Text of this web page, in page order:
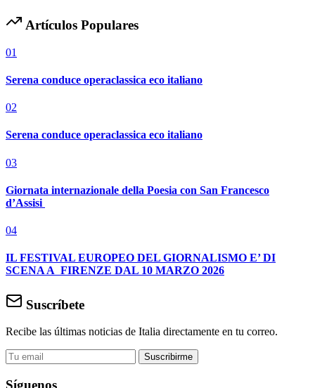
Artículos Populares
01
Serena conduce operaclassica eco italiano
02
Serena conduce operaclassica eco italiano
03
Giornata internazionale della Poesia con San Francesco
d’Assisi
04
IL FESTIVAL EUROPEO DEL GIORNALISMO E’ DI
SCENA A FIRENZE DAL 10 MARZO 2026
Suscríbete
Recibe las últimas noticias de Italia directamente en tu correo.
Suscribirme
Síguenos